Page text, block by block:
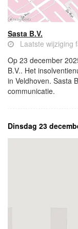
Sasta B.V.
Laatste wijziging
Op 23 december
B.V.. Het
in Veldhoven. Sasta
communicatie.
Dinsdag 23